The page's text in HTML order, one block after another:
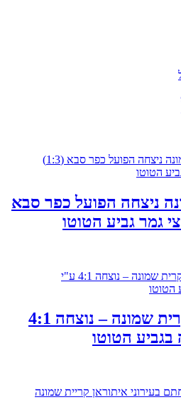
ניצחה הפועל כפר סבא
הפסד ראשון לקרית שמונה – נוצחה 4:1
הטוטו